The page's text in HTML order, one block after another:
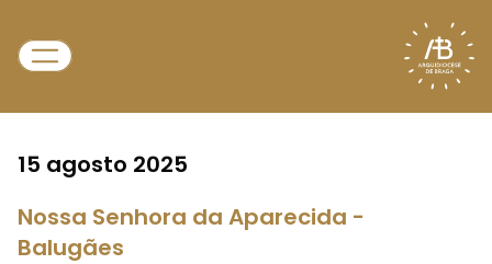
15 agosto 2025
Nossa Senhora da Aparecida -
Balugães